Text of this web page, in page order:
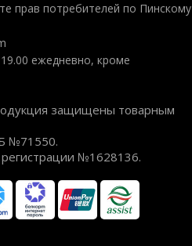
прав потребителей по Пинскому
ежедневно, кроме
защищены товарным
№71550.
№1628136.